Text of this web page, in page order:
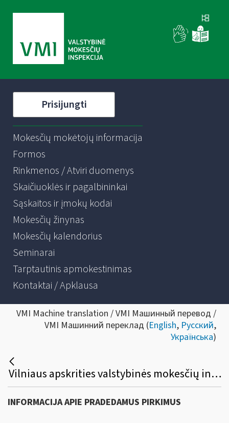
Prisijungti
Mokesčių mokėtojų informacija
Formos
Rinkmenos / Atviri duomenys
Skaičiuoklės ir pagalbininkai
Sąskaitos ir įmokų kodai
Mokesčių žinynas
Mokesčių kalendorius
Seminarai
Tarptautinis apmokestinimas
Kontaktai / Apklausa
VMI Machine translation / VMI Машинный перевод /
VMI Машинний переклад (English, Русский,
Українська)
Vilniaus apskrities valstybinės mokesčių inspekcijos dokumentų naikinimo paslaugos viešasis pirkimas
INFORMACIJA APIE PRADEDAMUS PIRKIMUS